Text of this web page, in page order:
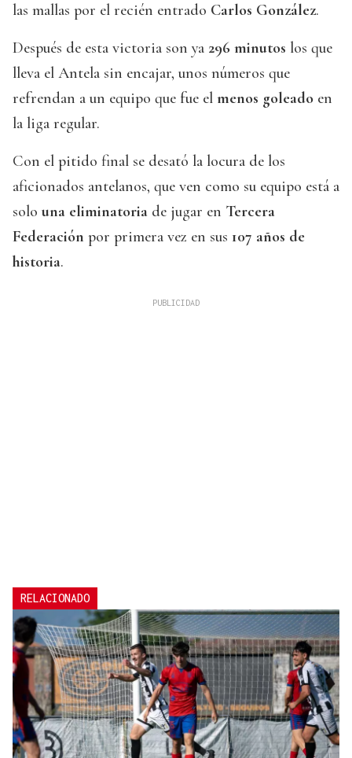
las mallas por el recién entrado Carlos González.
Después de esta victoria son ya 296 minutos los que
lleva el Antela sin encajar, unos números que
refrendan a un equipo que fue el menos goleado en
la liga regular.
Con el pitido final se desató la locura de los
aficionados antelanos, que ven como su equipo está a
solo una eliminatoria de jugar en Tercera
Federación por primera vez en sus 107 años de
historia.
RELACIONADO